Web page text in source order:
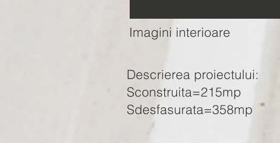
Imagini interioare
Descrierea proiectului:
Sconstruita=215mp
Sdesfasurata=358mp